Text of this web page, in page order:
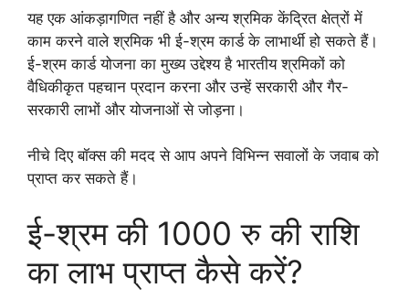
यह एक आंकड़ागणित नहीं है और अन्य श्रमिक केंद्रित क्षेत्रों में
काम करने वाले श्रमिक भी ई-श्रम कार्ड के लाभार्थी हो सकते हैं।
ई-श्रम कार्ड योजना का मुख्य उद्देश्य है भारतीय श्रमिकों को
वैधिकीकृत पहचान प्रदान करना और उन्हें सरकारी और गैर-
सरकारी लाभों और योजनाओं से जोड़ना।
नीचे दिए बॉक्स की मदद से आप अपने विभिन्न सवालों के जवाब को
प्राप्त कर सकते हैं।
ई-श्रम की 1000 रु की राशि
का लाभ प्राप्त कैसे करें?